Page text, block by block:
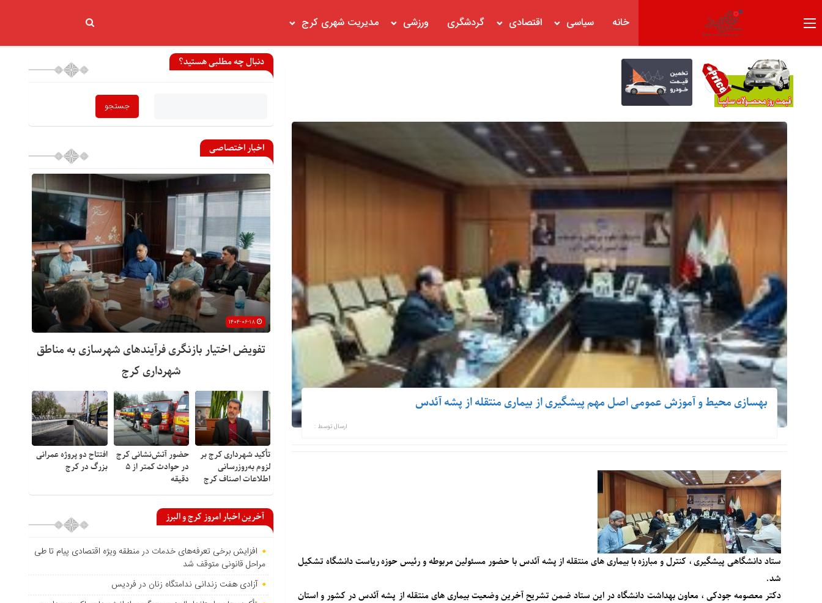
خانه سیاسی اقتصادی گردشگری ورزشی مدیریت شهری کرج
بهسازی محیط و آموزش عمومی اصل مهم پیشگیری از بیماری منتقله از پشه آئدس
ارسال توسط :
ستاد دانشگاهی پیشگیری ، کنترل و مبارزه با بیماری های منتقله از پشه آئدس با حضور مسئولین مربوطه و رئیس حوزه ریاست دانشگاه تشکیل
شد.
دکتر معصومه جودکی ، معاون بهداشت دانشگاه در این ستاد ضمن تشریح آخرین وضعیت بیماری های منتقله از پشه آئدس در کشور و استان
دنبال چه مطلبی هستید؟
اخبار اختصاصی
تفویض اختیار بازنگری فرآیندهای شهرسازی به مناطق
شهرداری کرج
تأکید شهرداری کرج بر
لزوم به‌روزرسانی
اطلاعات اصناف کرج
حضور آتش‌نشانی کرج
در حوادث کمتر از ۵
دقیقه
افتتاح دو پروژه عمرانی
بزرگ در کرج
آخرین اخبار امروز کرج و البرز
افزایش برخی تعرفه‌های خدمات در منطقه ویژه اقتصادی پیام تا طی
مراحل قانونی متوقف شد
آزادی هفت زندانی ندامتگاه زنان در فردیس